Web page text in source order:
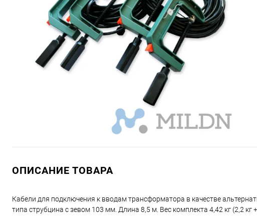
ОПИСАНИЕ ТОВАРА
Кабели для подключения к вводам трансформатора в качестве
типа струбцина с зевом 103 мм. Длина 8,5 м. Вес комплекта 4,42 кг (2,2 кг +